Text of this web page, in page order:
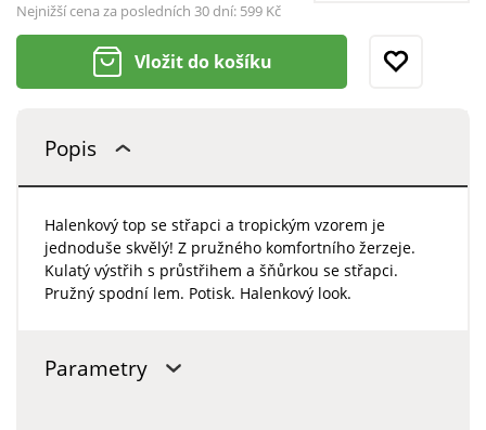
Nejnižší cena za posledních 30 dní: 599 Kč
Vložit do košíku
Popis
Halenkový top se střapci a tropickým vzorem je
jednoduše skvělý! Z pružného komfortního žerzeje.
Kulatý výstřih s průstřihem a šňůrkou se střapci.
Pružný spodní lem. Potisk. Halenkový look.
Parametry